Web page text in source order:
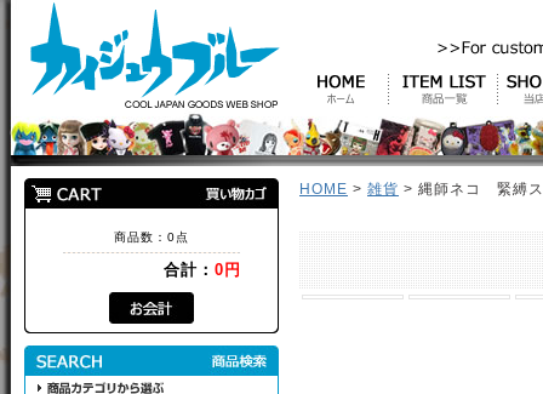
商品数：0点
合計： 0円
HOME > 雑貨 > 縄師ネコ 緊縛